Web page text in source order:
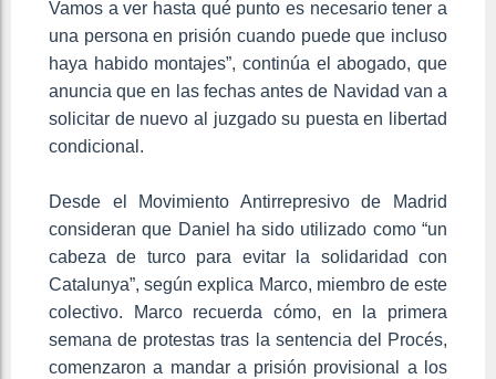
Vamos a ver hasta qué punto es necesario tener a
una persona en prisión cuando puede que incluso
haya habido montajes”, continúa el abogado, que
anuncia que en las fechas antes de Navidad van a
solicitar de nuevo al juzgado su puesta en libertad
condicional.
Desde el Movimiento Antirrepresivo de Madrid
consideran que Daniel ha sido utilizado como “un
cabeza de turco para evitar la solidaridad con
Catalunya”, según explica Marco, miembro de este
colectivo. Marco recuerda cómo, en la primera
semana de protestas tras la sentencia del Procés,
comenzaron a mandar a prisión provisional a los